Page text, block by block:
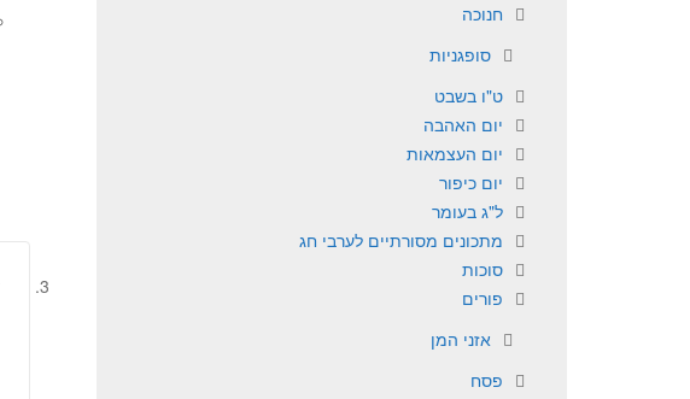
חנוכה
סופגניות
ט"ו בשבט
יום האהבה
יום העצמאות
יום כיפור
ל"ג בעומר
מתכונים מסורתיים לערבי חג
סוכות
פורים
אזני המן
פסח